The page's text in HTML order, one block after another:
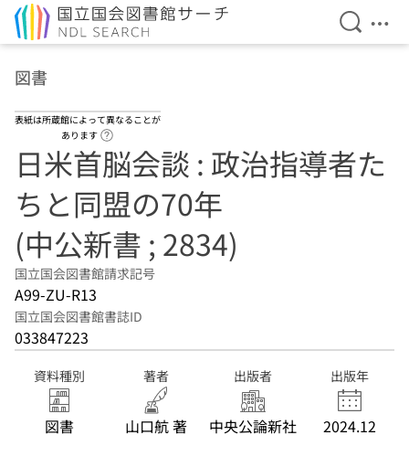
検索を
メ
図書
表紙は所蔵館によって異なることが
あります
日米首脳会談 : 政治指導者た
ちと同盟の70年
(中公新書 ; 2834)
国立国会図書館請求記号
A99-ZU-R13
国立国会図書館書誌ID
033847223
資料種別
図書
著者
山口航 著
出版者
中央公論新社
出版年
2024.12